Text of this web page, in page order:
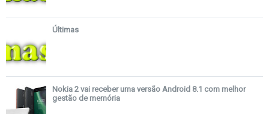
Últimas
Nokia 2 vai receber uma versão Android 8.1 com melhor
gestão de memória